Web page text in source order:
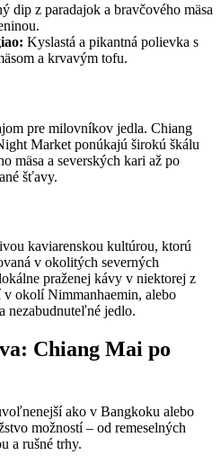
dip z paradajok a bravčového mäsa
Kyslastá a pikantná polievka s
a krvavým tofu.
pre milovníkov jedla. Chiang
Market ponúkajú širokú škálu
mäsa a severských kari až po
šťavy.
kaviarenskou kultúrou, ktorú
v okolitých severných
praženej kávy v niektorej z
okolí Nimmanhaemin, alebo
nezabudnuteľné jedlo.
Chiang Mai po
ako v Bangkoku alebo
možností – od remeselných
a rušné trhy.